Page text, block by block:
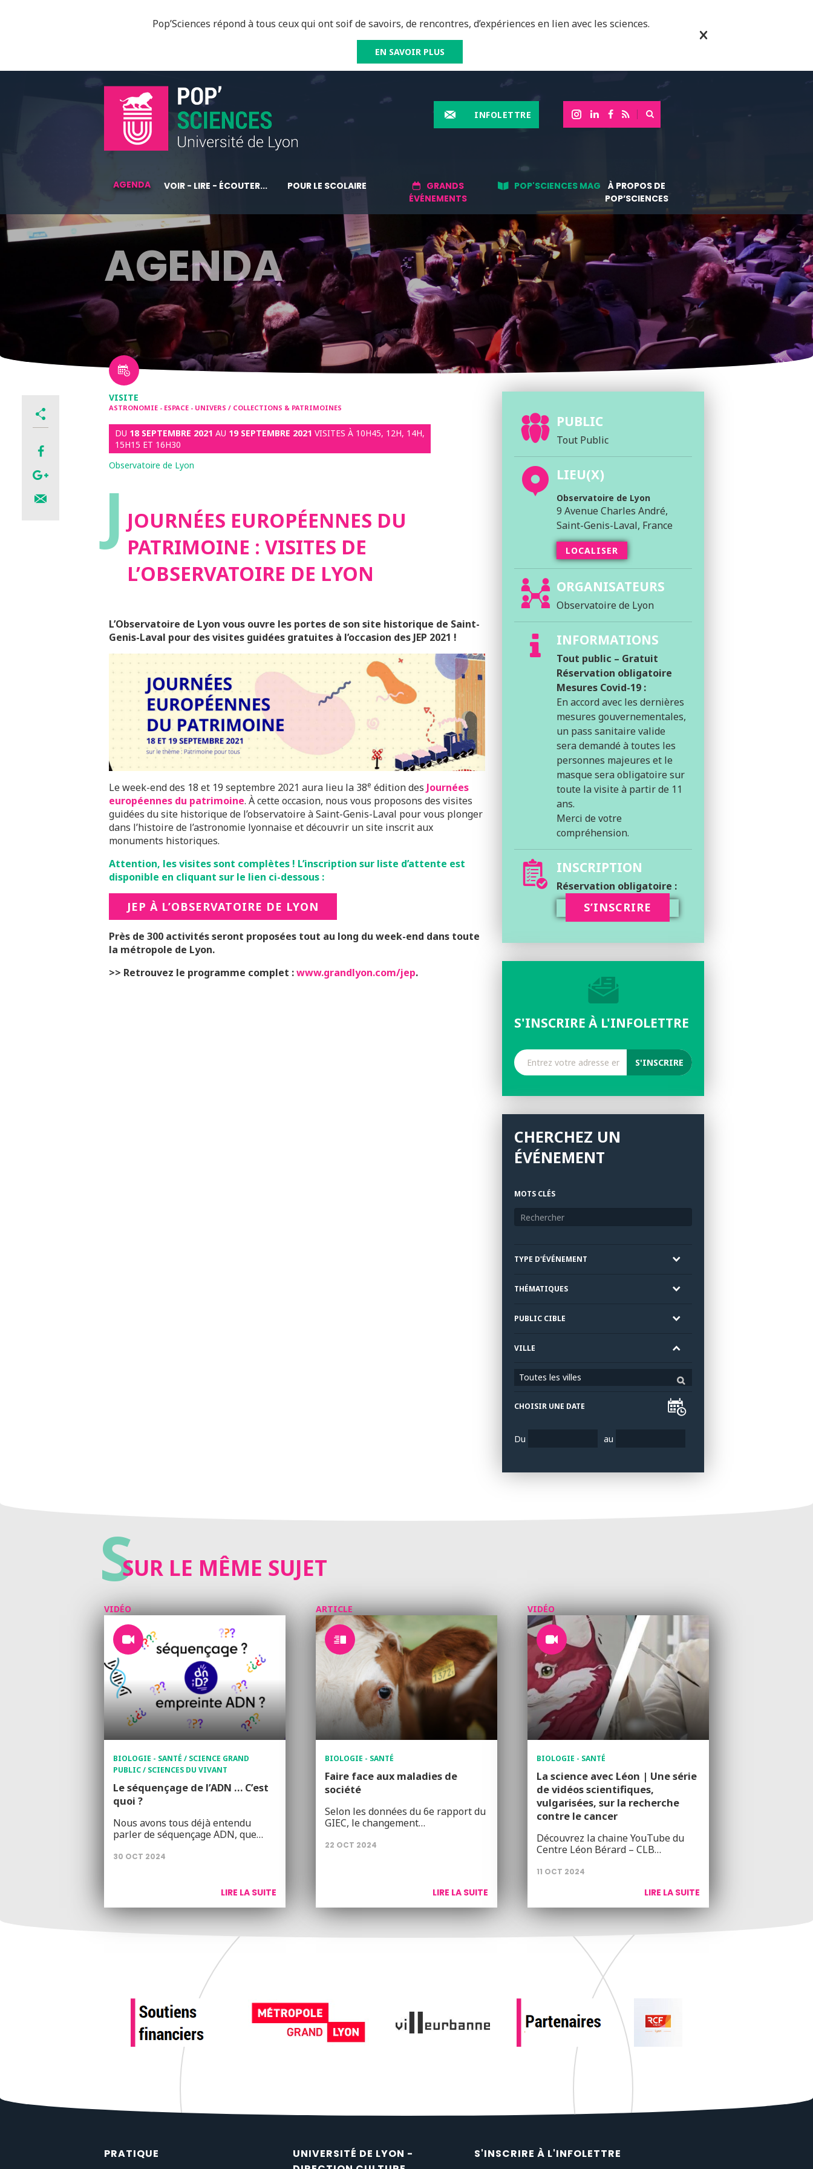
Pop’Sciences répond à tous ceux qui ont soif de savoirs, de rencontres, d’expériences en lien avec les sciences.
EN SAVOIR PLUS
INFOLETTRE
AGENDA VOIR - LIRE - ÉCOUTER... POUR LE SCOLAIRE
GRANDS
ÉVÉNEMENTS
POP'SCIENCES MAG
À PROPOS DE
POP’SCIENCES
AGENDA
VISITE
ASTRONOMIE - ESPACE - UNIVERS / COLLECTIONS & PATRIMOINES
DU 18 SEPTEMBRE 2021 AU 19 SEPTEMBRE 2021 VISITES À 10H45, 12H, 14H,
15H15 ET 16H30
Observatoire de Lyon
J JOURNÉES EUROPÉENNES DU
PATRIMOINE : VISITES DE
L’OBSERVATOIRE DE LYON
L’Observatoire de Lyon vous ouvre les portes de son site historique de Saint-
Genis-Laval pour des visites guidées gratuites à l’occasion des JEP 2021 !
Le week-end des 18 et 19 septembre 2021 aura lieu la 38e édition des Journées
européennes du patrimoine. À cette occasion, nous vous proposons des visites
guidées du site historique de l’observatoire à Saint-Genis-Laval pour vous plonger
dans l’histoire de l’astronomie lyonnaise et découvrir un site inscrit aux
monuments historiques.
Attention, les visites sont complètes ! L’inscription sur liste d’attente est
disponible en cliquant sur le lien ci-dessous :
JEP À L’OBSERVATOIRE DE LYON
Près de 300 activités seront proposées tout au long du week-end dans toute
la métropole de Lyon.
>> Retrouvez le programme complet :www.grandlyon.com/jep.
PUBLIC
Tout Public
LIEU(X)
Observatoire de Lyon
9 Avenue Charles André,
Saint-Genis-Laval, France
LOCALISER
ORGANISATEURS
Observatoire de Lyon
INFORMATIONS
Tout public – Gratuit
Réservation obligatoire
Mesures Covid-19 :
En accord avec les dernières
mesures gouvernementales,
un pass sanitaire valide
sera demandé à toutes les
personnes majeures et le
masque sera obligatoire sur
toute la visite à partir de 11
ans.
Merci de votre
compréhension.
INSCRIPTION
Réservation obligatoire :
S’INSCRIRE
S'INSCRIRE À L'INFOLETTRE
CHERCHEZ UN
ÉVÉNEMENT
MOTS CLÉS
TYPE D'ÉVÉNEMENT
THÉMATIQUES
PUBLIC CIBLE
VILLE
Toutes les villes
CHOISIR UNE DATE
Du au
SSUR LE MÊME SUJET
VIDÉO
BIOLOGIE - SANTÉ / SCIENCE GRAND
PUBLIC / SCIENCES DU VIVANT
Le séquençage de l’ADN … C’est
quoi ?
Nous avons tous déjà entendu
parler de séquençage ADN, que…
30 OCT 2024
LIRE LA SUITE
ARTICLE
BIOLOGIE - SANTÉ
Faire face aux maladies de
société
Selon les données du 6e rapport du
GIEC, le changement…
22 OCT 2024
LIRE LA SUITE
VIDÉO
BIOLOGIE - SANTÉ
La science avec Léon | Une série
de vidéos scientifiques,
vulgarisées, sur la recherche
contre le cancer
Découvrez la chaine YouTube du
Centre Léon Bérard – CLB…
11 OCT 2024
LIRE LA SUITE
PRATIQUE
UNIVERSITÉ DE LYON -
S'INSCRIRE À L'INFOLETTRE